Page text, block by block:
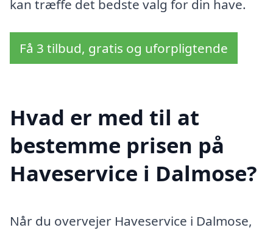
kan træffe det bedste valg for din have.
Få 3 tilbud, gratis og uforpligtende
Hvad er med til at
bestemme prisen på
Haveservice i Dalmose?
Når du overvejer Haveservice i Dalmose,